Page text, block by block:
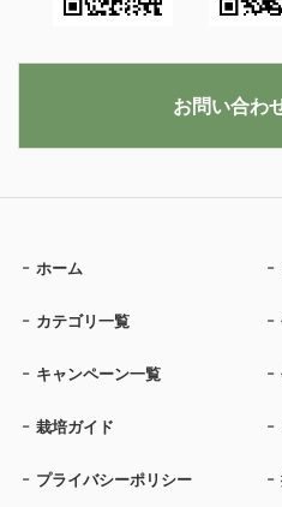
ホーム
カテゴリ一覧
キャンペーン一覧
栽培ガイド
プライバシーポリシー
お問い合わ